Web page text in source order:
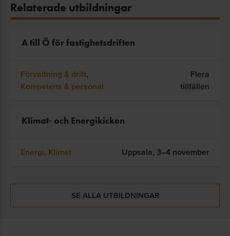
Relaterade utbildningar
A till Ö för fastighetsdriften
Förvaltning & drift,
Kompetens & personal
Flera
tillfällen
Klimat- och Energikicken
Energi, Klimat Uppsala, 3–4 november
SE ALLA UTBILDNINGAR